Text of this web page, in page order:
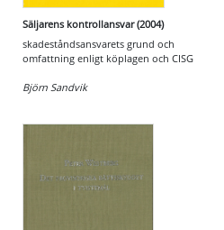
Säljarens kontrollansvar (2004)
skadeståndsansvarets grund och
omfattning enligt köplagen och CISG
Björn Sandvik